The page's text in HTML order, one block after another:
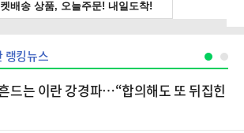
랭킹뉴스
드는 이란 강경파…“합의해도 또 뒤집힌